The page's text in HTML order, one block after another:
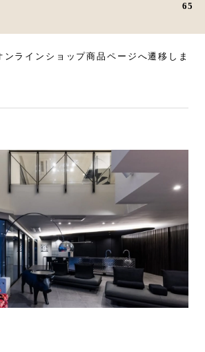
65
ラインショップ商品ページへ遷移しま